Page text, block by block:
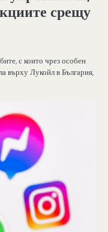
срещу
с които чрез особен
върху Лукойл в България,